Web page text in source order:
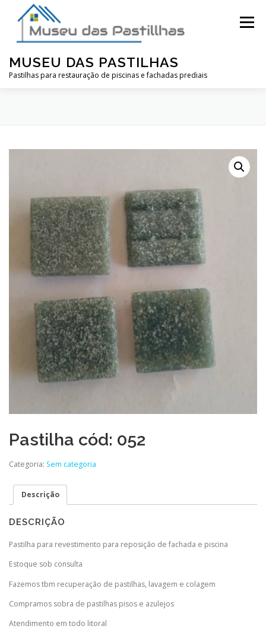
conteúdo
MUSEU DAS PASTILHAS
Pastilhas para restauração de piscinas e fachadas prediais
Menu
Pastilha cód: 052
Categoria: Sem categoria
Descrição
DESCRIÇÃO
Pastilha para revestimento para reposição de fachada e piscina
Estoque sob consulta
Fazemos tbm recuperação de pastilhas, lavagem e colagem
Compramos sobra de pastilhas pisos e azulejos
Atendimento em todo litoral